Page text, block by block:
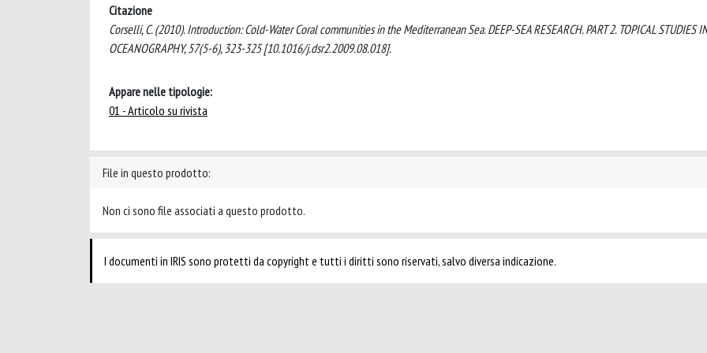
Citazione
Corselli, C. (2010). Introduction: Cold-Water Coral communities in the Mediterranean Sea. DEEP-SEA RESEARCH. PART 2. TOPICAL STUDIES
OCEANOGRAPHY, 57(5-6), 323-325 [10.1016/j.dsr2.2009.08.018].
Appare nelle tipologie:
01 - Articolo su rivista
File in questo prodotto:
Non ci sono file associati a questo prodotto.
I documenti in IRIS sono protetti da copyright e tutti i diritti sono riservati, salvo diversa indicazione.